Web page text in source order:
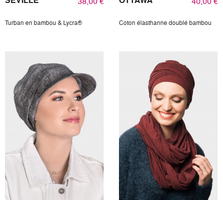
Turban en bambou & Lycra® Coton élasthanne doublé bambou